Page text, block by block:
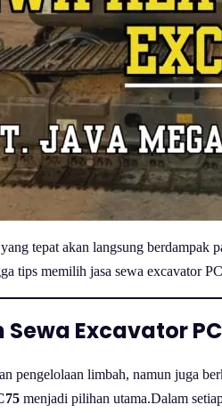
tepat akan langsung
tips memilih jasa sewa excavator
Excavator
pengelolaan limbah, namun juga
menjadi pilihan utama.Dalam